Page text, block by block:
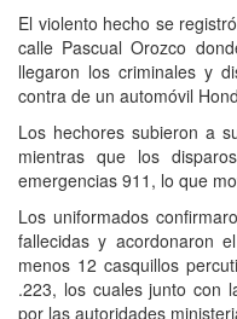
El violento hecho se
calle Pascual Orozco
llegaron los criminales y
contra de un automóvil
Los hechores subieron a
mientras que los
emergencias 911, lo que
Los uniformados
fallecidas y acordonaron
menos 12 casquillos
.223, los cuales junto con
por las autoridades